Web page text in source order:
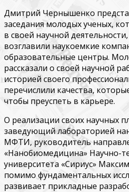
Дмитрий Чернышенко
заседания молодых ученых,
в своей научной
возглавили наукоемкие
образовательные центры.
рассказали о своей научной
историей своего
перечислили качества,
чтобы преуспеть в карьере.
О реализации своих научных
заведующий лабораторией
МФТИ, руководитель
«Нанобиомедицина» Научно-
университета «Сириус»
помимо фундаментальных
развивает прикладные